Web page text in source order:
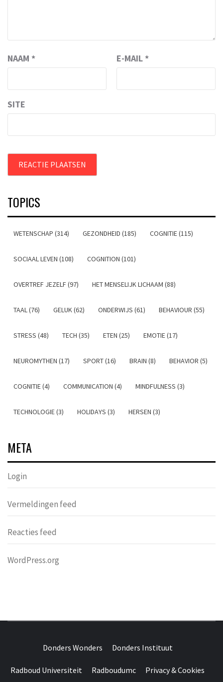
NAAM * E-MAIL *
SITE
TOPICS
WETENSCHAP (314) GEZONDHEID (185) COGNITIE (115)
SOCIAAL LEVEN (108) COGNITION (101)
OVERTREF JEZELF (97) HET MENSELIJK LICHAAM (88)
TAAL (76) GELUK (62) ONDERWIJS (61) BEHAVIOUR (55)
STRESS (48) TECH (35) ETEN (25) EMOTIE (17)
NEUROMYTHEN (17) SPORT (16) BRAIN (8) BEHAVIOR (5)
COGNITIE (4) COMMUNICATION (4) MINDFULNESS (3)
TECHNOLOGIE (3) HOLIDAYS (3) HERSEN (3)
META
Login
Vermeldingen feed
Reacties feed
WordPress.org
WONDERS
Donders Wonders Donders Instituut
Radboud Universiteit Radboudumc Privacy & Cookies